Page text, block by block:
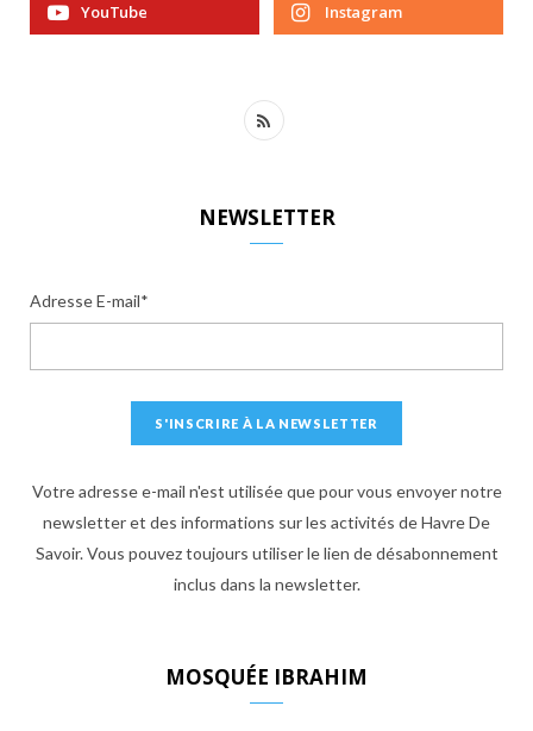
YouTube Instagram
R
NEWSLETTER
Adresse E-mail*
Votre adresse e-mail n'est utilisée que pour vous envoyer notre
newsletter et des informations sur les activités de Havre De
Savoir. Vous pouvez toujours utiliser le lien de désabonnement
inclus dans la newsletter.
MOSQUÉE IBRAHIM